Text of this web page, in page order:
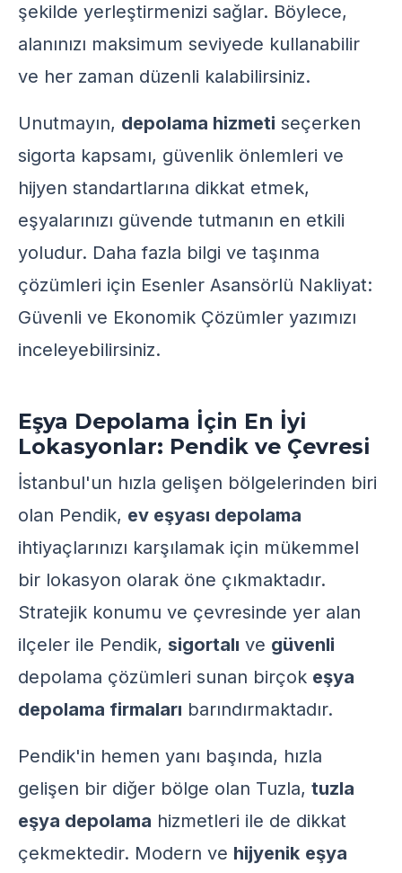
şekilde yerleştirmenizi sağlar. Böylece,
alanınızı maksimum seviyede kullanabilir
ve her zaman düzenli kalabilirsiniz.
Unutmayın, depolama hizmeti seçerken
sigorta kapsamı, güvenlik önlemleri ve
hijyen standartlarına dikkat etmek,
eşyalarınızı güvende tutmanın en etkili
yoludur. Daha fazla bilgi ve taşınma
çözümleri için Esenler Asansörlü Nakliyat:
Güvenli ve Ekonomik Çözümler yazımızı
inceleyebilirsiniz.
Eşya Depolama İçin En İyi
Lokasyonlar: Pendik ve Çevresi
İstanbul'un hızla gelişen bölgelerinden biri
olan Pendik, ev eşyası depolama
ihtiyaçlarınızı karşılamak için mükemmel
bir lokasyon olarak öne çıkmaktadır.
Stratejik konumu ve çevresinde yer alan
ilçeler ile Pendik, sigortalı ve güvenli
depolama çözümleri sunan birçok eşya
depolama firmaları barındırmaktadır.
Pendik'in hemen yanı başında, hızla
gelişen bir diğer bölge olan Tuzla, tuzla
eşya depolama hizmetleri ile de dikkat
çekmektedir. Modern ve hijyenik eşya